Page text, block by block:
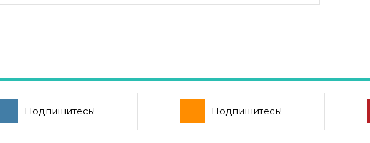
Подпишитесь! Подпишитесь!